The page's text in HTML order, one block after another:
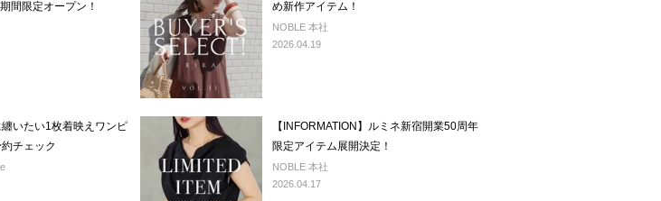
間限定オープン！
め新作アイテム！
NOBLE 本社
2026.04.19
いたい1枚着映えワンピ
チェック
【INFORMATION】ルミネ新宿開業50周年
限定アイテム展開決定！
NOBLE 本社
2026.04.17